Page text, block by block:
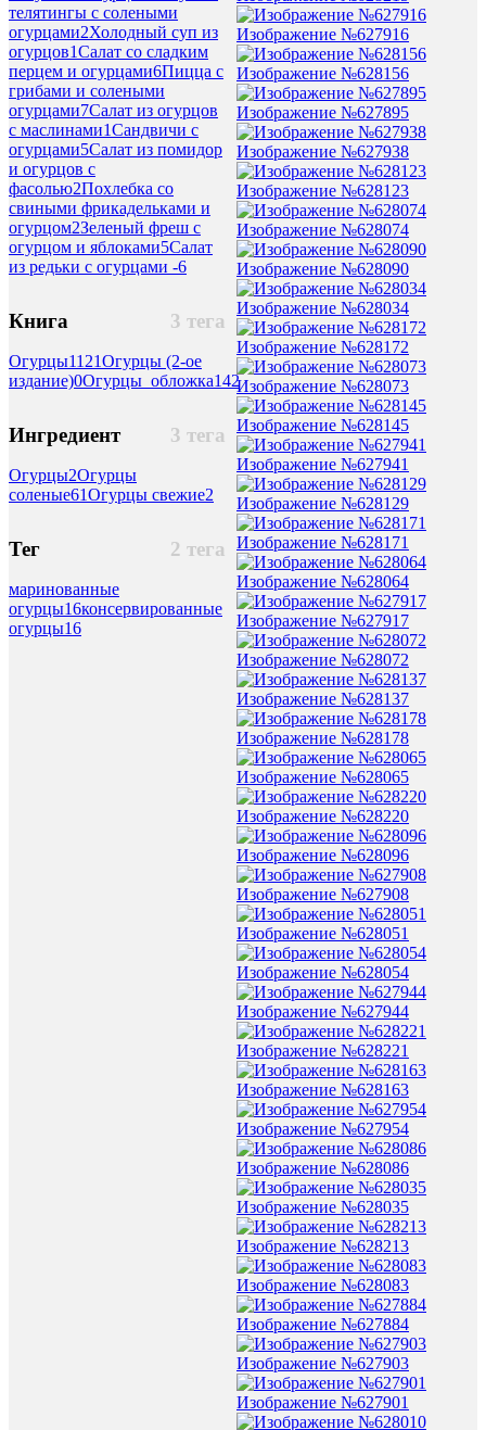
телятингы с солеными
огурцами2Холодный суп из
огурцов1Салат со сладким
перцем и огурцами6Пицца с
грибами и солеными
огурцами7Салат из огурцов
с маслинами1Сандвичи с
огурцами5Салат из помидор
и огурцов с
фасолью2Похлебка со
свиными фрикадельками и
огурцом2Зеленый фреш с
огурцом и яблоками5Салат
из редьки с огурцами -6
3 тега
Книга
Огурцы1121Огурцы (2-ое
издание)0Огурцы_обложка142
3 тега
Ингредиент
Огурцы2Огурцы
соленые61Огурцы свежие2
2 тега
Тег
маринованные
огурцы16консервированные
огурцы16
Изображение №627916
Изображение №628156
Изображение №627895
Изображение №627938
Изображение №628123
Изображение №628074
Изображение №628090
Изображение №628034
Изображение №628172
Изображение №628073
Изображение №628145
Изображение №627941
Изображение №628129
Изображение №628171
Изображение №628064
Изображение №627917
Изображение №628072
Изображение №628137
Изображение №628178
Изображение №628065
Изображение №628220
Изображение №628096
Изображение №627908
Изображение №628051
Изображение №628054
Изображение №627944
Изображение №628221
Изображение №628163
Изображение №627954
Изображение №628086
Изображение №628035
Изображение №628213
Изображение №628083
Изображение №627884
Изображение №627903
Изображение №627901